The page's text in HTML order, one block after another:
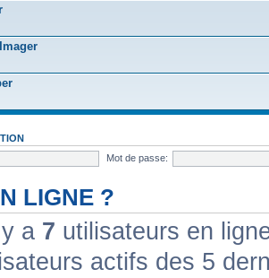
Mot de passe:
LIGNE ?
a 7 utilisateurs en
actifs des 5